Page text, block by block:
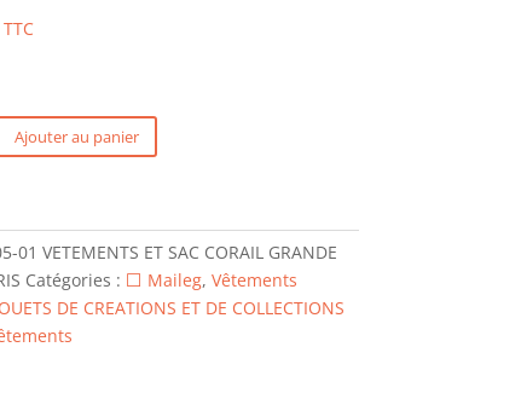
TTC
Ajouter au panier
01 VETEMENTS ET SAC CORAIL GRANDE
Catégories : ⬜ Maileg, Vêtements
DE CREATIONS ET DE COLLECTIONS